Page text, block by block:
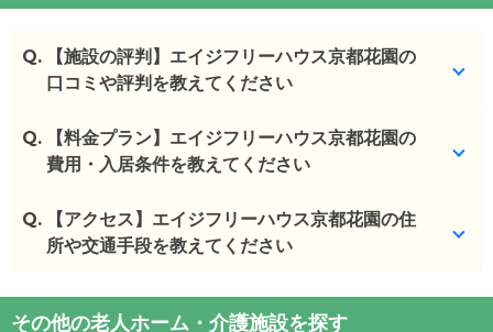
Q.
【施設の評判】エイジフリーハウス京都花園の
口コミや評判を教えてください
エイジフリーハウス京都花園を見学した方の口コミ
を確認できます。
エイジフリーハウス京都花園 の口コミ
・親族の出入りが比較的自由な為に、すぐに様子を
見に行ったり、介...
Q.
【料金プラン】エイジフリーハウス京都花園の
費用・入居条件を教えてください
エイジフリーハウス京都花園の入居金・月額料金は
次のとおりです。
・月額費用が19.1〜20.6万円
Q.
【アクセス】エイジフリーハウス京都花園の住
所や交通手段を教えてください
エイジフリーハウス京都花園の交通アクセス
・住所：京都府京都市右京区花園中御門町11
その他の老人ホーム・介護施設を探す